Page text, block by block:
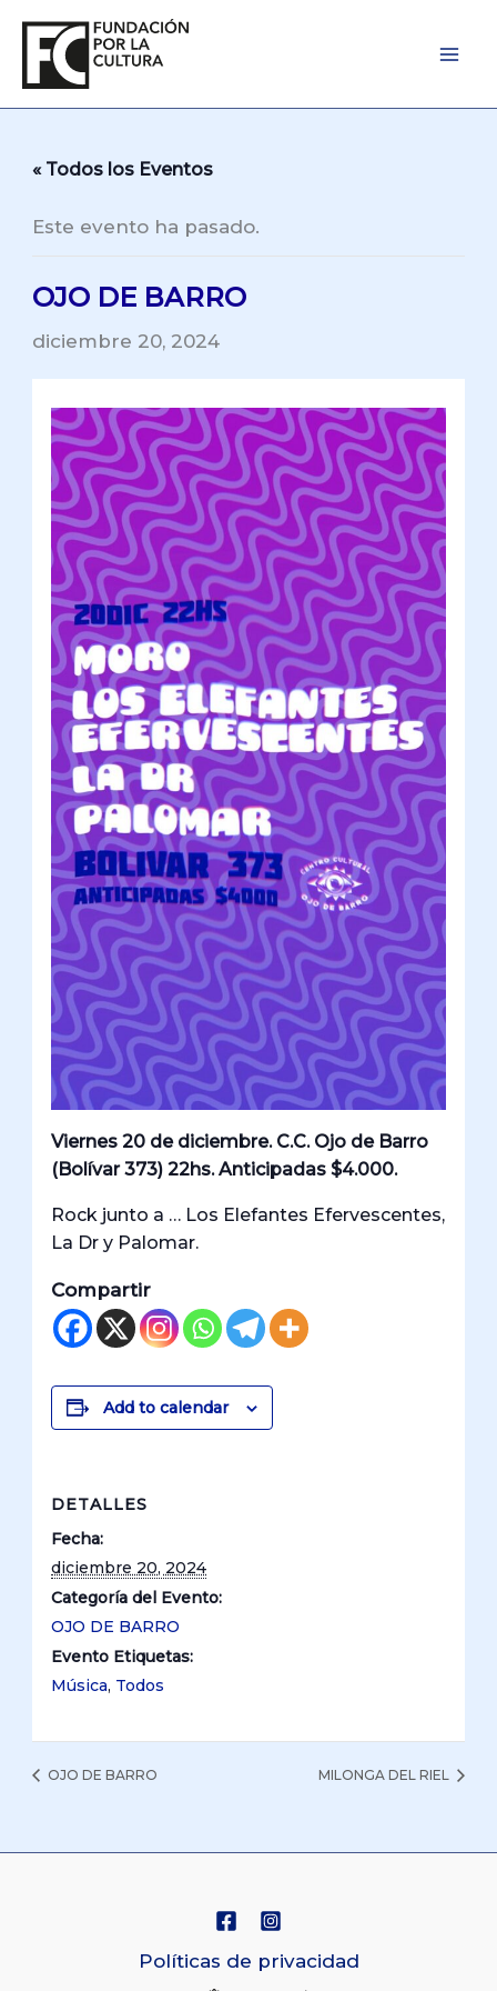
contenido
« Todos los Eventos
Este evento ha pasado.
OJO DE BARRO
diciembre 20, 2024
Viernes 20 de diciembre. C.C. Ojo de Barro
(Bolívar 373) 22hs. Anticipadas $4.000.
Rock junto a … Los Elefantes Efervescentes,
La Dr y Palomar.
Compartir
Add to calendar
DETALLES
Fecha:
diciembre 20, 2024
Categoría del Evento:
OJO DE BARRO
Evento Etiquetas:
Música, Todos
OJO DE BARRO MILONGA DEL RIEL
Políticas de privacidad